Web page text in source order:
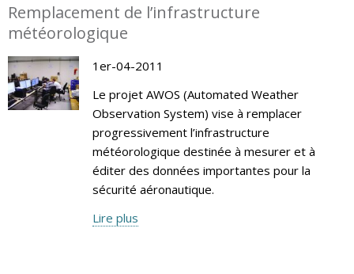
Remplacement de l’infrastructure
météorologique
1er-04-2011
Le projet AWOS (Automated Weather
Observation System) vise à remplacer
progressivement l’infrastructure
météorologique destinée à mesurer et à
éditer des données importantes pour la
sécurité aéronautique.
Lire plus